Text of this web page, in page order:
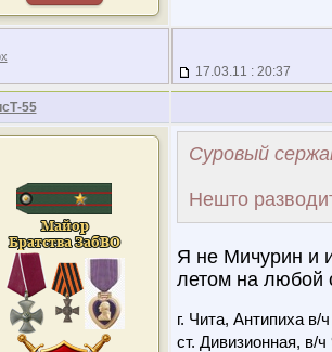
17.03.11 : 20:37
55
Суровый
Нешто
Я не Мичурин и
летом на любой
г. Чита, Антипиха в/
ст. Дивизионная, в/ч